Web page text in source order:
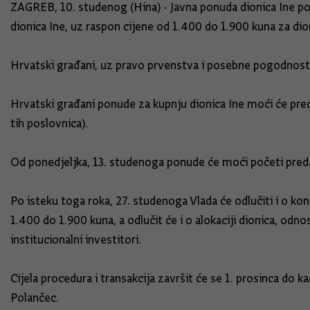
ZAGREB, 10. studenog (Hina) - Javna ponuda dionica
dionica Ine, uz raspon cijene od 1.400 do 1.900 kuna za
Hrvatski građani, uz pravo prvenstva i posebne
Hrvatski građani ponude za kupnju dionica Ine moći će
tih poslovnica).
Od ponedjeljka, 13. studenoga ponude će moći početi
Po isteku toga roka, 27. studenoga Vlada će odlučiti i o
1.400 do 1.900 kuna, a odlučit će i o alokaciji dionica,
institucionalni investitori.
Cijela procedura i transakcija završit će se 1. prosinca do
Polančec.